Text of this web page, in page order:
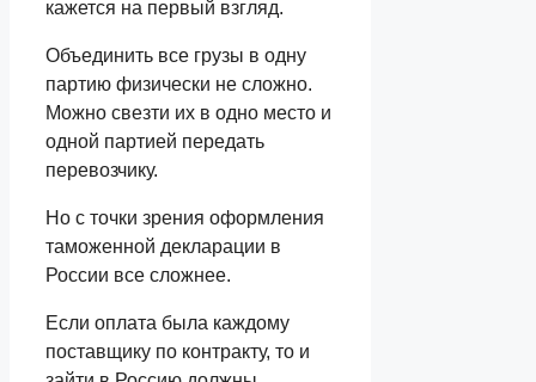
кажется на первый взгляд.
Объединить все грузы в одну
партию физически не сложно.
Можно свезти их в одно место и
одной партией передать
перевозчику.
Но с точки зрения оформления
таможенной декларации в
России все сложнее.
Если оплата была каждому
поставщику по контракту, то и